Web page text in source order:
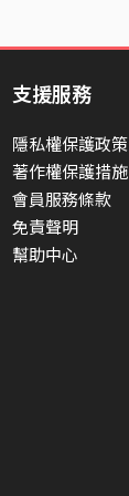
支援服務
隱私權保護政策
著作權保護措施
會員服務條款
免責聲明
幫助中心